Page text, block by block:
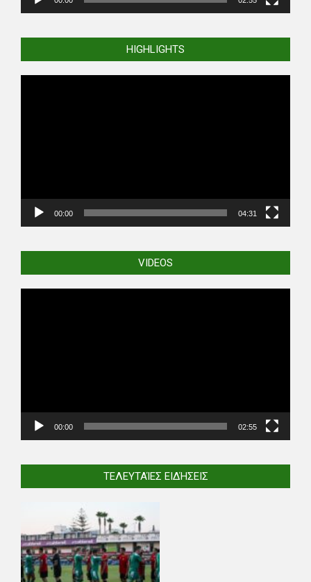
HIGHLIGHTS
00:00 04:31
VIDEOS
00:00 02:55
ΤΕΛΕΥΤΑΊΕΣ ΕΙΔΉΣΕΙΣ